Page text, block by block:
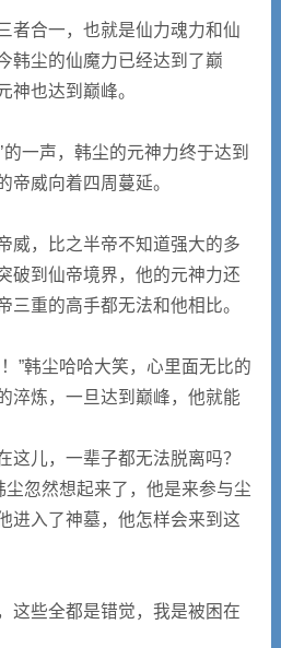
者合一，也就是仙力魂力和仙
韩尘的仙魔力已经达到了巅
神也达到巅峰。
一声，韩尘的元神力终于达到
帝威向着四周蔓延。
威，比之半帝不知道强大的多
破到仙帝境界，他的元神力还
三重的高手都无法和他相比。
”韩尘哈哈大笑，心里面无比的
淬炼，一旦达到巅峰，他就能
儿，一辈子都无法脱离吗？
忽然想起来了，他是来参与尘
进入了神墓，他怎样会来到这
这些全都是错觉，我是被困在